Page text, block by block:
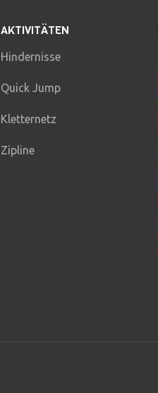
AKTIVITÄTEN
Hindernisse
Quick Jump
Kletternetz
Zipline